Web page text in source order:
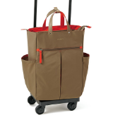
その他
財布／小物
財布／コイン